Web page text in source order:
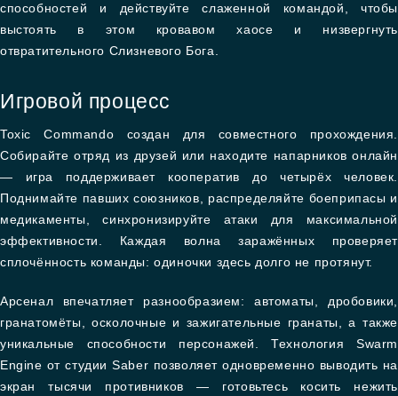
способностей и действуйте слаженной командой, чтобы
выстоять в этом кровавом хаосе и низвергнуть
отвратительного Слизневого Бога.
Игровой процесс
Toxic Commando создан для совместного прохождения.
Собирайте отряд из друзей или находите напарников онлайн
— игра поддерживает кооператив до четырёх человек.
Поднимайте павших союзников, распределяйте боеприпасы и
медикаменты, синхронизируйте атаки для максимальной
эффективности. Каждая волна заражённых проверяет
сплочённость команды: одиночки здесь долго не протянут.
Арсенал впечатляет разнообразием: автоматы, дробовики,
гранатомёты, осколочные и зажигательные гранаты, а также
уникальные способности персонажей. Технология Swarm
Engine от студии Saber позволяет одновременно выводить на
экран тысячи противников — готовьтесь косить нежить